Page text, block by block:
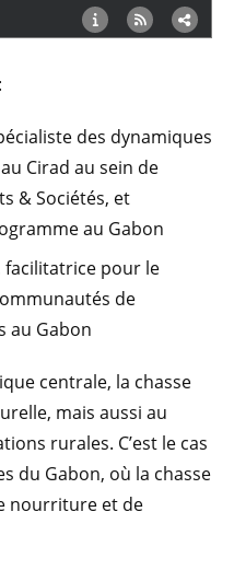
des dynamiques
Cirad au sein de
& Sociétés, et
au Gabon
facilitatrice pour le
de
au Gabon
centrale, la chasse
mais aussi au
rurales. C’est le cas
du Gabon, où la chasse
nourriture et de